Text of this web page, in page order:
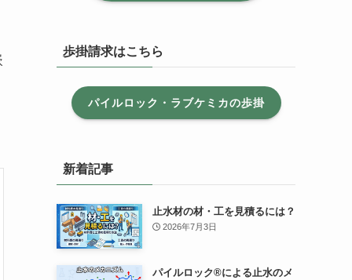
歩掛請求はこちら
パイルロック・ラブケミカの歩掛
新着記事
止水材の材・工を見積るには？
2026年7月3日
パイルロック®による止水のメ